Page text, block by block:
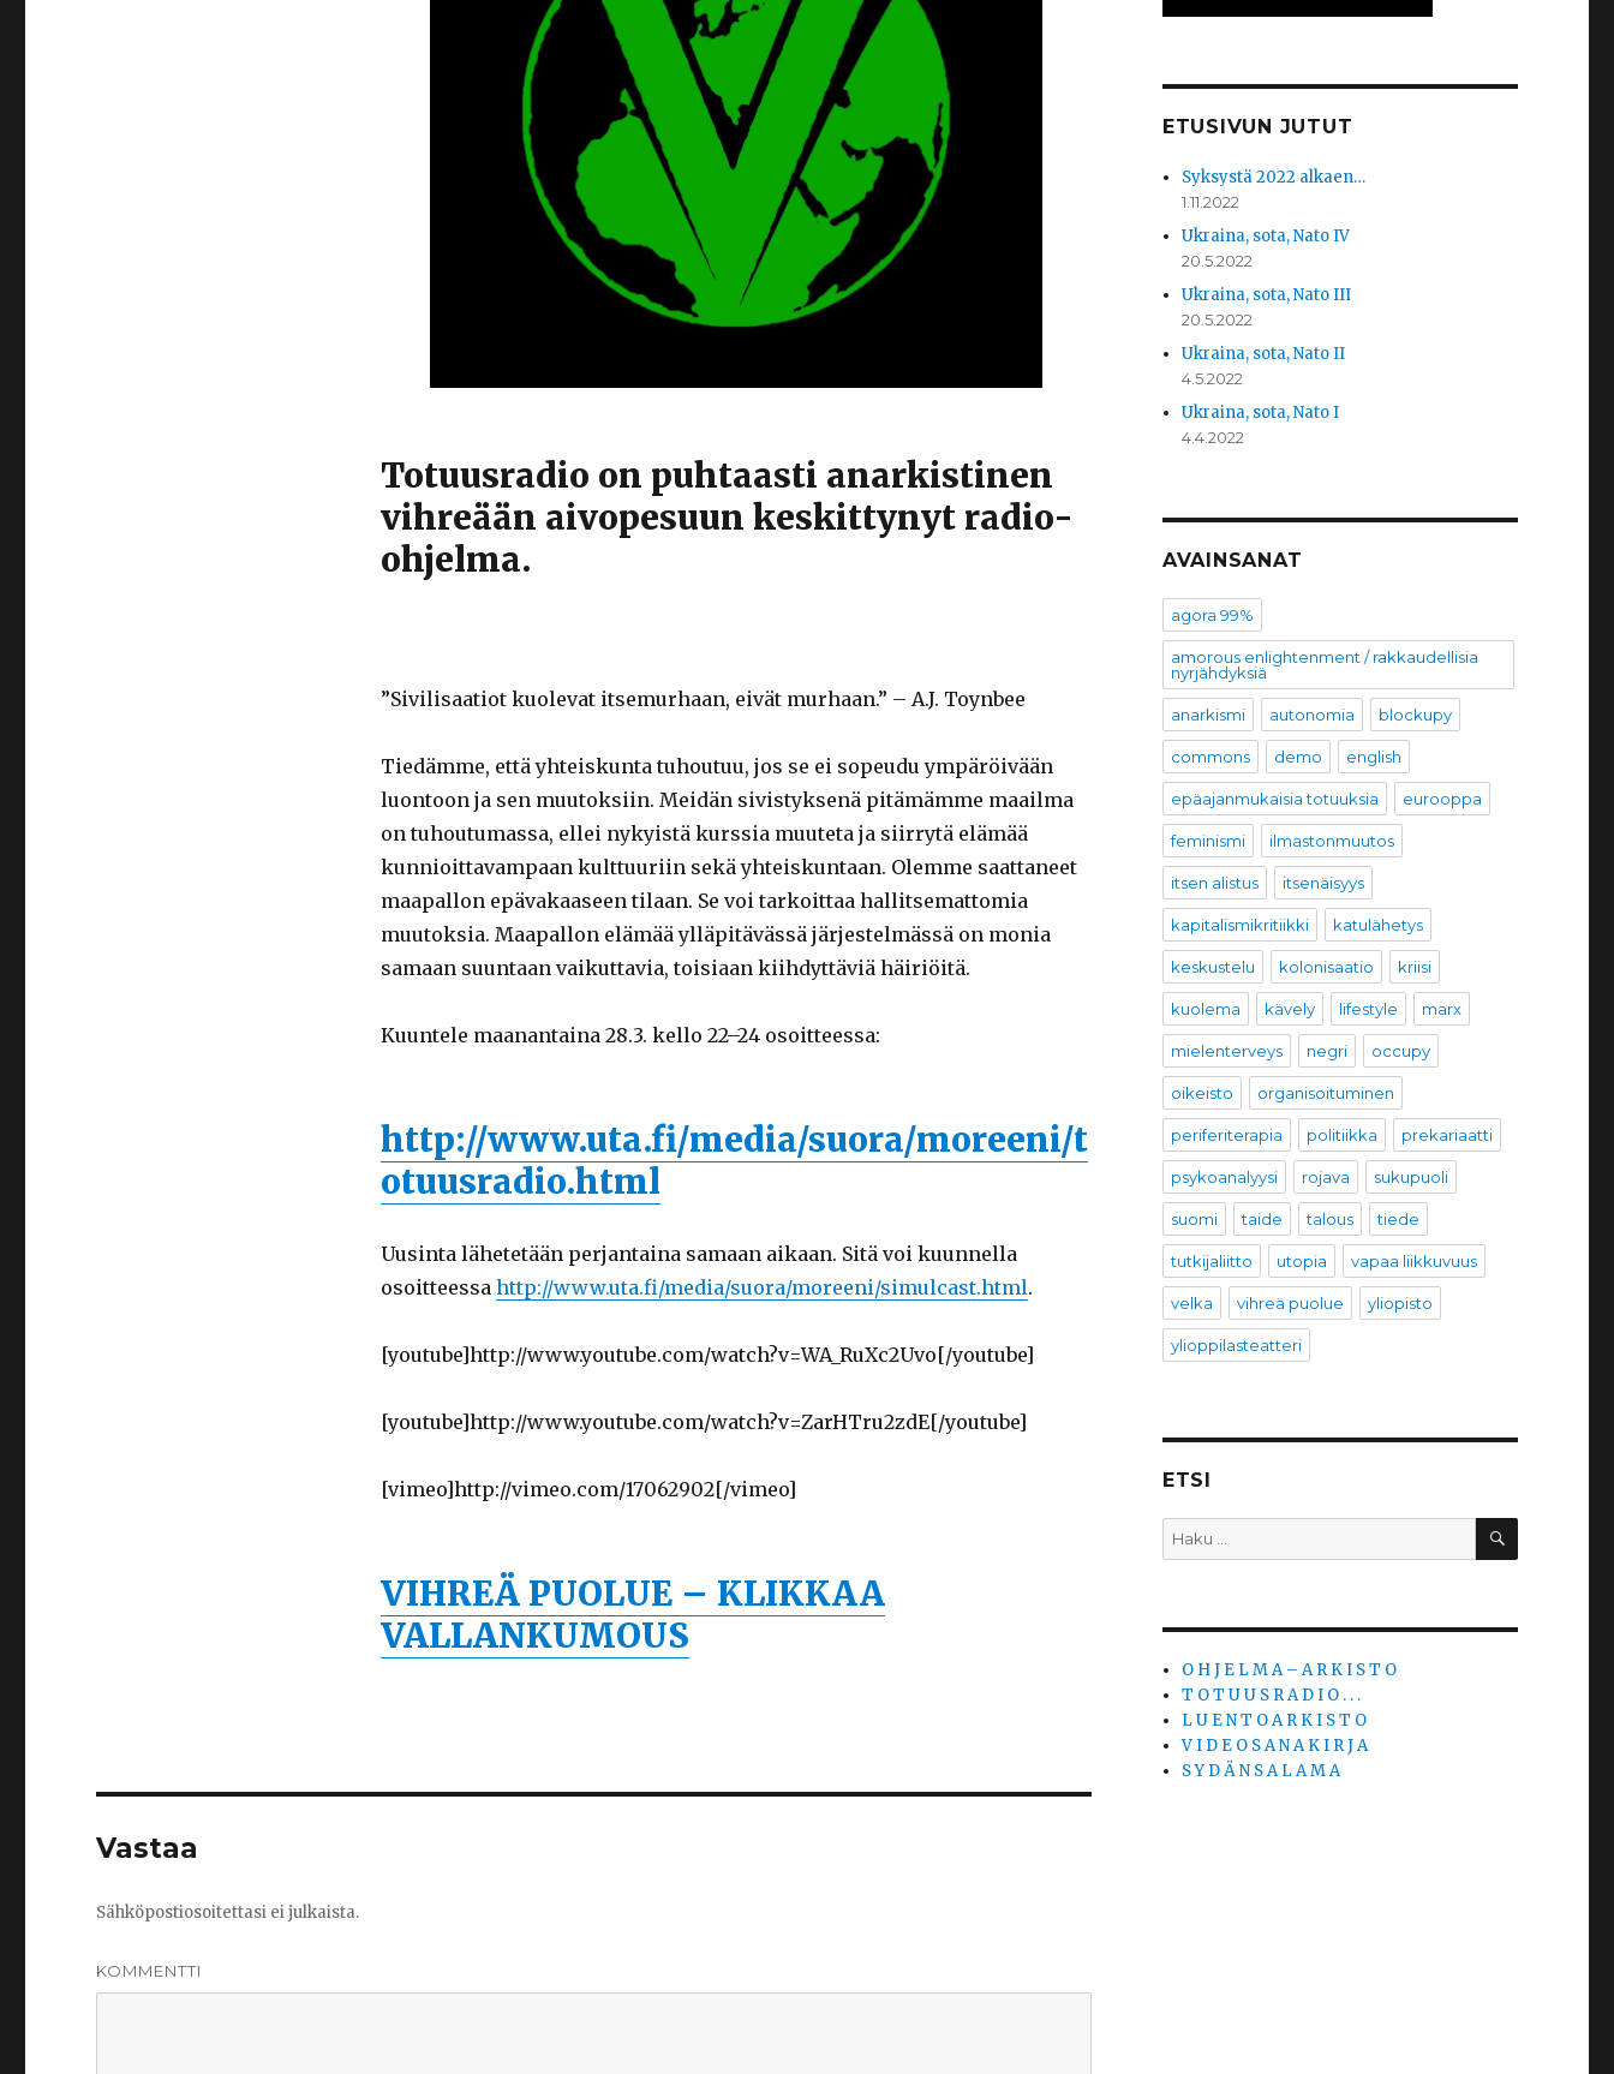
Totuusradio on puhtaasti anarkistinen
vihreään aivopesuun keskittynyt radio-
ohjelma.
”Sivilisaatiot kuolevat itsemurhaan, eivät murhaan.” – A.J. Toynbee
Tiedämme, että yhteiskunta tuhoutuu, jos se ei sopeudu ympäröivään
luontoon ja sen muutoksiin. Meidän sivistyksenä pitämämme maailma
on tuhoutumassa, ellei nykyistä kurssia muuteta ja siirrytä elämää
kunnioittavampaan kulttuuriin sekä yhteiskuntaan. Olemme saattaneet
maapallon epävakaaseen tilaan. Se voi tarkoittaa hallitsemattomia
muutoksia. Maapallon elämää ylläpitävässä järjestelmässä on monia
samaan suuntaan vaikuttavia, toisiaan kiihdyttäviä häiriöitä.
Kuuntele maanantaina 28.3. kello 22–24 osoitteessa:
http://www.uta.fi/media/suora/moreeni/t
otuusradio.html
Uusinta lähetetään perjantaina samaan aikaan. Sitä voi kuunnella
osoitteessa http://www.uta.fi/media/suora/moreeni/simulcast.html.
[youtube]http://www.youtube.com/watch?v=WA_RuXc2Uvo[/youtube]
[youtube]http://www.youtube.com/watch?v=ZarHTru2zdE[/youtube]
[vimeo]http://vimeo.com/17062902[/vimeo]
VIHREÄ PUOLUE – KLIKKAA
VALLANKUMOUS
Vastaa
Sähköpostiosoitettasi ei julkaista.
KOMMENTTI
ETUSIVUN JUTUT
Syksystä 2022 alkaen…
1.11.2022
Ukraina, sota, Nato IV
20.5.2022
Ukraina, sota, Nato III
20.5.2022
Ukraina, sota, Nato II
4.5.2022
Ukraina, sota, Nato I
4.4.2022
AVAINSANAT
agora 99%
amorous enlightenment / rakkaudellisia
nyrjähdyksiä
anarkismi autonomia blockupy
commons demo english
epäajanmukaisia totuuksia eurooppa
feminismi ilmastonmuutos
itsen alistus itsenäisyys
kapitalismikritiikki katulähetys
keskustelu kolonisaatio kriisi
kuolema kävely lifestyle marx
mielenterveys negri occupy
oikeisto organisoituminen
periferiterapia politiikka prekariaatti
psykoanalyysi rojava sukupuoli
suomi taide talous tiede
tutkijaliitto utopia vapaa liikkuvuus
velka vihreä puolue yliopisto
ylioppilasteatteri
ETSI
Etsi: HAKU
O H J E L M A – A R K I S T O
T O T U U S R A D I O . . .
L U E N T O A R K I S T O
V I D E O S A N A K I R J A
S Y D Ä N S A L A M A